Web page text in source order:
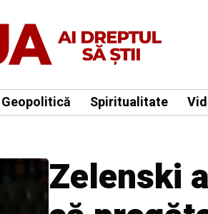
Geopolitică Spiritualitate
Zelenski